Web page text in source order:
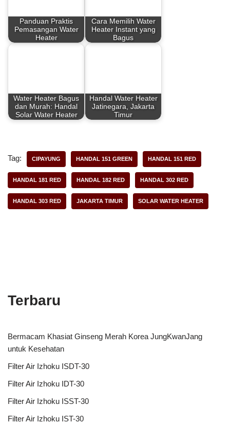
o
o e
A
p
Panduan Praktis
Pemasangan Water
Heater
Cara Memilih Water
Heater Instant yang
Bagus
Water Heater Bagus
dan Murah: Handal
Solar Water Heater
Handal Water Heater
Jatinegara, Jakarta
Timur
Tag: CIPAYUNG HANDAL 151 GREEN HANDAL 151 RED
HANDAL 181 RED HANDAL 182 RED HANDAL 302 RED
HANDAL 303 RED JAKARTA TIMUR SOLAR WATER HEATER
Terbaru
Bermacam Khasiat Ginseng Merah Korea JungKwanJang
untuk Kesehatan
Filter Air Izhoku ISDT-30
Filter Air Izhoku IDT-30
Filter Air Izhoku ISST-30
Filter Air Izhoku IST-30